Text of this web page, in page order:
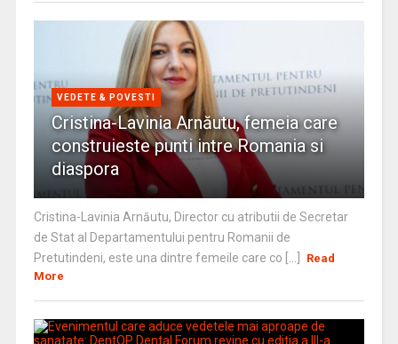
VEDETE & POVESTI
Cristina-Lavinia Arnăutu, femeia care
construieste punti intre Romania si
diaspora
Cristina-Lavinia Arnăutu, Director cu atributii de Secretar
de Stat al Departamentului pentru Romanii de
Pretutindeni, este una dintre femeile care co [...]
Read
More